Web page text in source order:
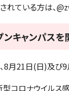
れている方は、
キャンパスを
8月21日(日)及び
型コロナウイルス